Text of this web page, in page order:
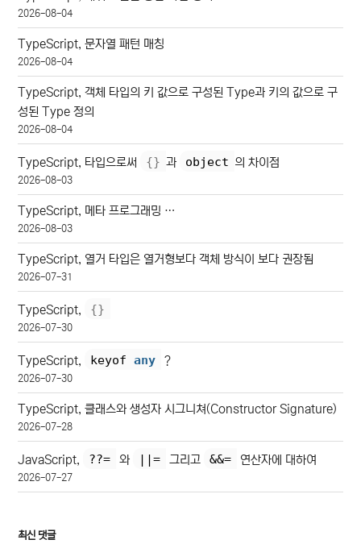
2026-08-04
TypeScript, 문자열 패턴 매칭
2026-08-04
TypeScript, 객체 타입의 키 값으로 구성된 Type과 키의 값으로 구
성된 Type 정의
2026-08-04
TypeScript, 타입으로써 {} 과 object 의 차이점
2026-08-03
TypeScript, 메타 프로그래밍 …
2026-08-03
TypeScript, 열거 타입은 열거형보다 객체 방식이 보다 권장됨
2026-07-31
TypeScript, {}
2026-07-30
TypeScript, keyof any ?
2026-07-30
TypeScript, 클래스와 생성자 시그니쳐(Constructor Signature)
2026-07-28
JavaScript, ??= 와 ||= 그리고 &&= 연산자에 대하여
2026-07-27
최신 댓글